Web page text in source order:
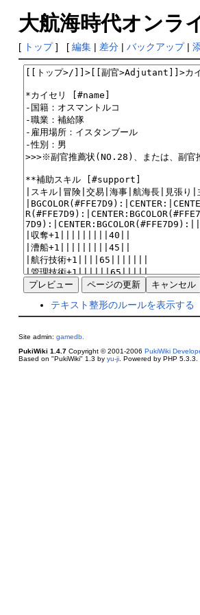
大航海時代オンラ
[ トップ] [ 編集| 差分| バックアップ|
テキスト整形のルールを表示する
Site admin: gamedb.
PukiWiki 1.4.7Copyright © 2001-2006 PukiWiki
Based on "PukiWiki" 1.3 by yu-ji. Powered by PHP 5.3.3.